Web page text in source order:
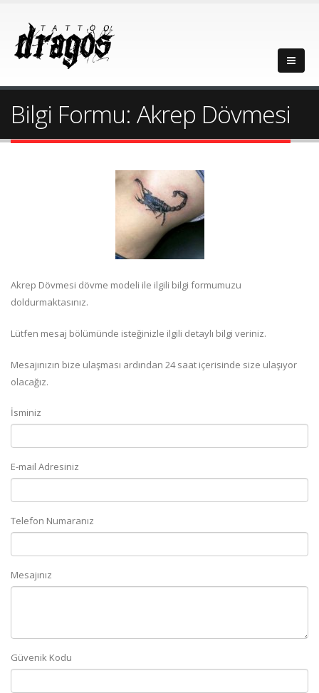
Bilgi Formu: Akrep Dövmesi
Akrep Dövmesi dövme modeli ile ilgili bilgi formumuzu
doldurmaktasınız.
Lütfen mesaj bölümünde isteğinizle ilgili detaylı bilgi veriniz.
Mesajınızın bize ulaşması ardından 24 saat içerisinde size ulaşıyor
olacağız.
İsminiz
E-mail Adresiniz
Telefon Numaranız
Mesajınız
Güvenik Kodu